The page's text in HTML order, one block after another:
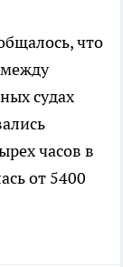
что
между
судах
часов в
от 5400